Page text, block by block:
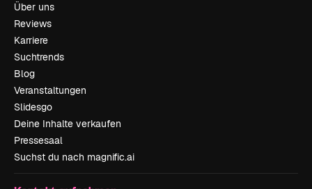
Über uns
Reviews
Karriere
Suchtrends
Blog
Veranstaltungen
Slidesgo
Deine Inhalte verkaufen
Pressesaal
Suchst du nach magnific.ai